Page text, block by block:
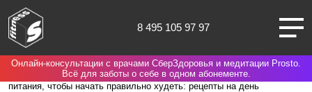
8 495 105 97 97
Москва
Онлайн-консультации с врачами СберЗдоровья и медитации Prosto.
Всё для заботы о себе в одном абонементе.
Spirit. Fitness Блог Питание
Как составить рацион
питания, чтобы начать правильно худеть: рецепты на день